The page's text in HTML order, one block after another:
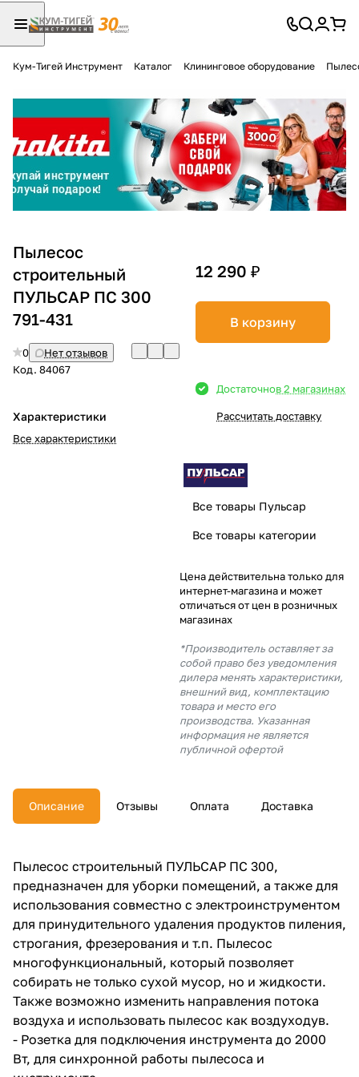
Кум-Тигей Инструмент Каталог Клининговое оборудование
Пылесос
строительный
ПУЛЬСАР ПС 300
791-431
0
Нет отзывов
Код. 84067
Характеристики
Все характеристики
12 290 ₽
В корзину
Достаточнов 2 магазинах
Рассчитать доставку
Все товары Пульсар
Все товары категории
Цена действительна только для
интернет-магазина и может
отличаться от цен в розничных
магазинах
*Производитель оставляет за
собой право без уведомления
дилера менять характеристики,
внешний вид, комплектацию
товара и место его
производства. Указанная
информация не является
публичной офертой
Описание Отзывы Оплата Доставка
Пылесос строительный ПУЛЬСАР ПС 300,
предназначен для уборки помещений, а также для
использования совместно с электроинструментом
для принудительного удаления продуктов пиления,
строгания, фрезерования и т.п. Пылесос
многофункциональный, который позволяет
собирать не только сухой мусор, но и жидкости.
Также возможно изменить направления потока
воздуха и использовать пылесос как воздуходув.
- Розетка для подключения инструмента до 2000
Вт, для синхронной работы пылесоса и
Разбейте
оплатуна части
без переплат
График платежей
Сегодня
25
% картой любого банка
% будут
с вашей карты
раз в 2
plait.ru